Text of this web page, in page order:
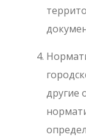
другие